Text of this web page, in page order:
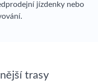
jízdenky nebo
trasy